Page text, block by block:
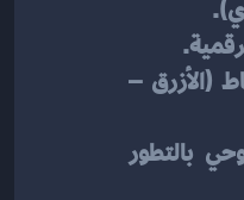
لون يعكس الثقة أو النشاط (الأزرق –
حركة أو شكل هندسي يوحي بالتطور